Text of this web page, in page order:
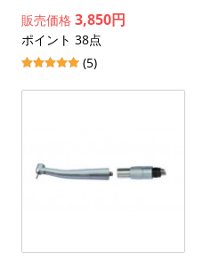
販売価格 3,850円
ポイント 38点
(5)